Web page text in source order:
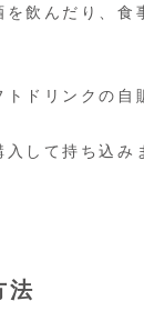
飲んだり、食
ドリンクの自
して持ち込み
法